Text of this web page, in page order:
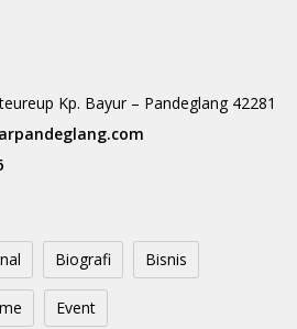
Kp. Bayur – Pandeglang 42281
Biografi Bisnis
Event